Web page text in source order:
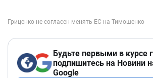
Будьте первыми в курсе
подпишитесь на Новини
Google